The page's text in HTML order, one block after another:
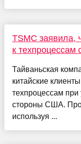
TSMC заявила,
к техпроцессам
Тайваньская
китайские
техпроцессам при
стороны США.
используя ...